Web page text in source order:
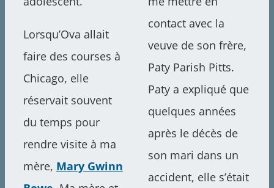
Lorsqu’Ova allait
faire des courses à
Chicago, elle
réservait souvent
du temps pour
rendre visite à ma
mère, Mary Gwinn
contact avec la
veuve de son frère,
Paty Parish Pitts.
Paty a expliqué que
quelques années
après le décès de
son mari dans un
accident, elle s’était